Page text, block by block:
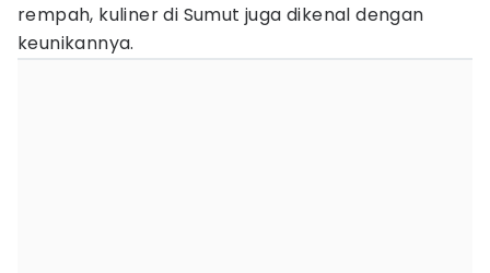
rempah, kuliner di Sumut juga dikenal dengan
keunikannya.